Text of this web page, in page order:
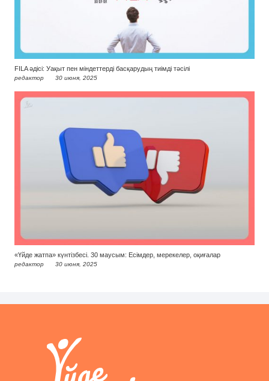
FILA әдісі: Уақыт пен міндеттерді басқарудың тиімді тәсілі
редактор 30 июня, 2025
«Үйде жатпа» күнтізбесі. 30 маусым: Есімдер, мерекелер, оқиғалар
редактор 30 июня, 2025